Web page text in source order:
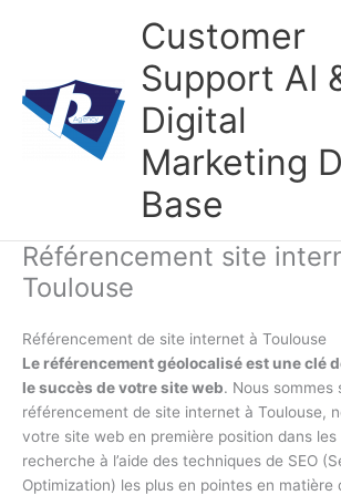
Customer
Support AI
Digital
Marketing
Base
Référencement site
Toulouse
Référencement de site internet à Toulouse
Le référencement géolocalisé est une clé
le succès de votre site web. Nous sommes
référencement de site internet à Toulouse,
votre site web en première position dans les
recherche à l’aide des techniques de SEO
Optimization) les plus en pointes en matière